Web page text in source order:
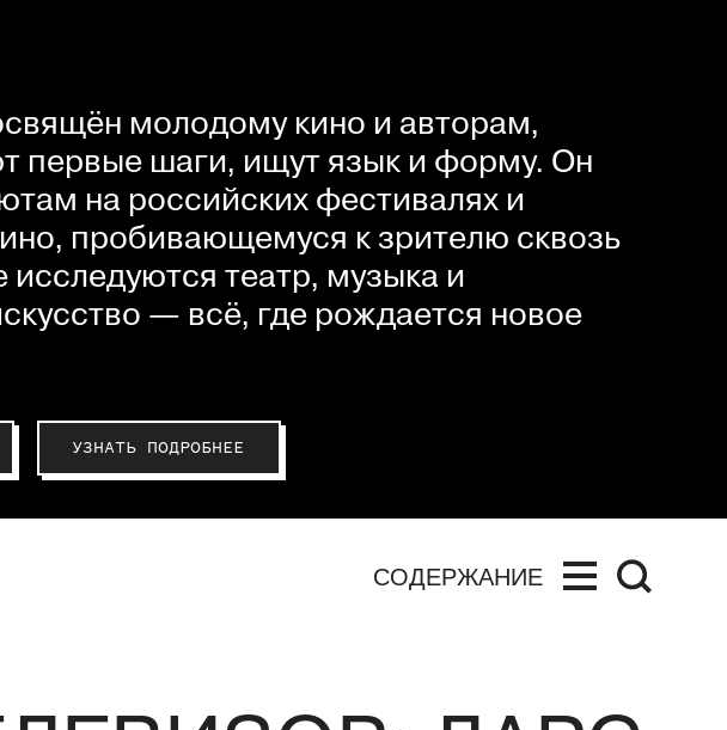
молодому кино и авторам,
первые шаги, ищут язык и форму. Он
на российских фестивалях и
пробивающемуся к зрителю сквозь
исследуются театр, музыка и
— всё, где рождается новое
УЗНАТЬ ПОДРОБНЕЕ
СОДЕРЖАНИЕ